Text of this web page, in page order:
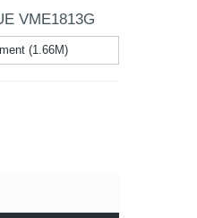
VME1813G
(1.66M)